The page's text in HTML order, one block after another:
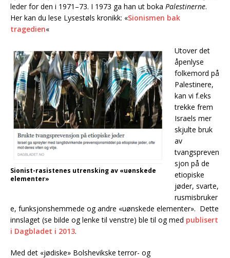
leder for den i 1971–73. I 1973 ga han ut boka Palestinerne.
Her kan du lese Lysestøls kronikk: «Sionismen bak
tragedien«
Sionist-rasistenes utrensking av «uønskede
elementer»
Utover det
åpenlyse
folkemord på
Palestinere,
kan vi f.eks
trekke frem
Israels mer
skjulte bruk
av
tvangspreven
sjon på de
etiopiske
jøder, svarte,
rusmisbruker
e, funksjonshemmede og andre «uønskede elementer». Dette
innslaget (se bilde og lenke til venstre) ble til og med publisert
i Dagbladet i 2013.
Med det «jødiske» Bolshevikske terror- og